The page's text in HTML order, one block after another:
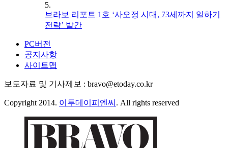
5.
브라보 리포트 1호 ‘사오정 시대, 73세까지 일하기
전략’ 발간
PC버전
공지사항
사이트맵
보도자료 및 기사제보 : bravo@etoday.co.kr
Copyright 2014. 이투데이피엔씨 . All rights reserved